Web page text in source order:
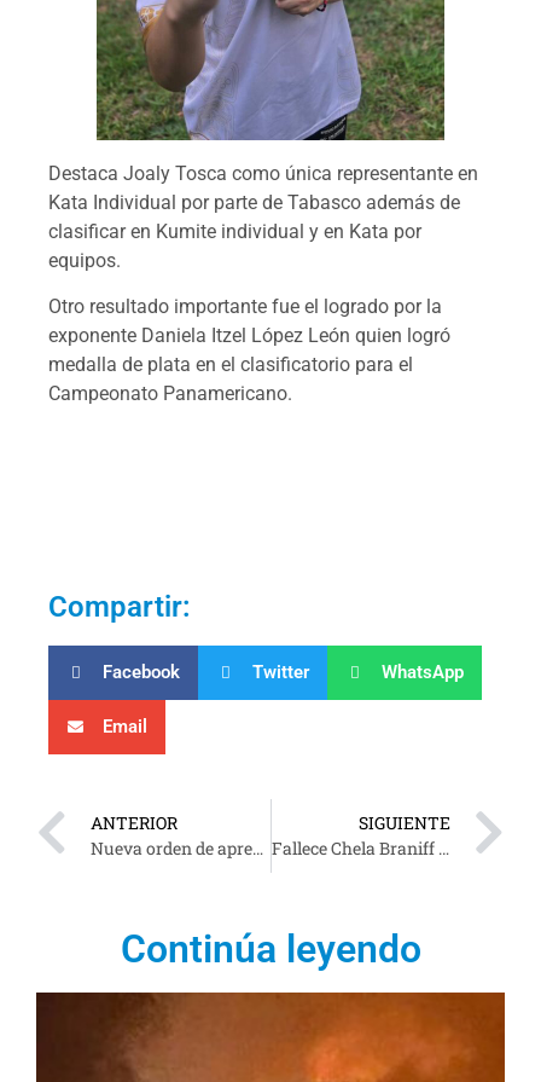
Destaca Joaly Tosca como única representante en
Kata Individual por parte de Tabasco además de
clasificar en Kumite individual y en Kata por
equipos.
Otro resultado importante fue el logrado por la
exponente Daniela Itzel López León quien logró
medalla de plata en el clasificatorio para el
Campeonato Panamericano.
Compartir:
Facebook Twitter WhatsApp
Email
ANTERIOR
Nueva orden de aprehensión contra Hernán Bermúdez
SIGUIENTE
Fallece Chela Braniff conductora de “Fiebre del 2”
Continúa leyendo